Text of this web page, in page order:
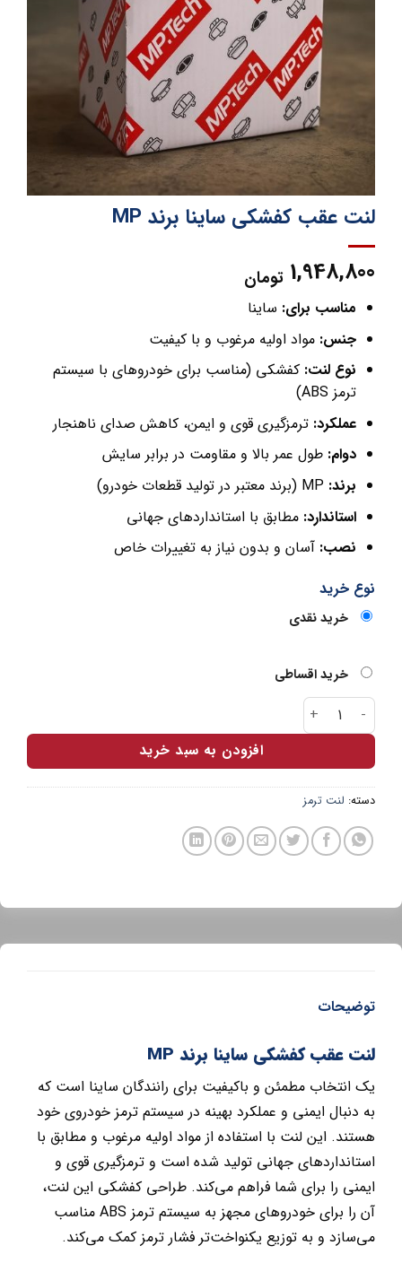
لنت عقب کفشکی ساینا برند MP
1,948,800 تومان
مناسب برای:ساینا
جنس:مواد اولیه مرغوب و با کیفیت
نوع لنت:کفشکی (مناسب برای خودروهای با سیستم
ترمز ABS)
عملکرد:ترمزگیری قوی و ایمن، کاهش صدای ناهنجار
دوام:طول عمر بالا و مقاومت در برابر سایش
برند:MP (برند معتبر در تولید قطعات خودرو)
استاندارد:مطابق با استانداردهای جهانی
نصب:آسان و بدون نیاز به تغییرات خاص
نوع خرید
خرید نقدی
خرید اقساطی
لنت عقب کفشکی ساینا برند MP عدد
افزودن به سبد خرید
دسته:لنت ترمز
توضیحات
لنت عقب کفشکی ساینا برند MP
یک انتخاب مطمئن و باکیفیت برای رانندگان ساینا است که
به دنبال ایمنی و عملکرد بهینه در سیستم ترمز خودروی خود
هستند. این لنت با استفاده از مواد اولیه مرغوب و مطابق با
استانداردهای جهانی تولید شده است و ترمزگیری قوی و
ایمنی را برای شما فراهم می‌کند. طراحی کفشکی این لنت،
آن را برای خودروهای مجهز به سیستم ترمز ABS مناسب
می‌سازد و به توزیع یکنواخت‌تر فشار ترمز کمک می‌کند.